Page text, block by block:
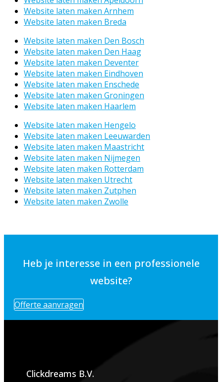
Website laten maken Arnhem
Website laten maken Breda
Website laten maken Den Bosch
Website laten maken Den Haag
Website laten maken Deventer
Website laten maken Eindhoven
Website laten maken Enschede
Website laten maken Groningen
Website laten maken Haarlem
Website laten maken Hengelo
Website laten maken Leeuwarden
Website laten maken Maastricht
Website laten maken Nijmegen
Website laten maken Rotterdam
Website laten maken Utrecht
Website laten maken Zutphen
Website laten maken Zwolle
Heb je interesse in een professionele
website?
Offerte aanvragen
Clickdreams B.V.